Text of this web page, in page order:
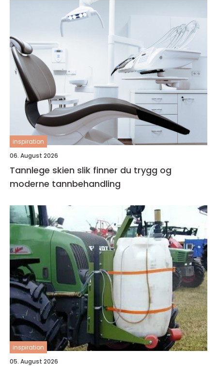
inspiration
06. August 2026
Tannlege skien slik finner du trygg og
moderne tannbehandling
inspiration
05. August 2026